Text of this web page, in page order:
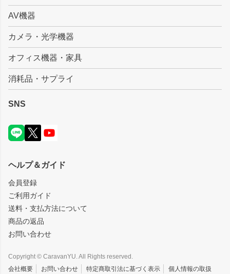
AV機器
カメラ・光学機器
オフィス機器・家具
消耗品・サプライ
SNS
ヘルプ＆ガイド
会員登録
ご利用ガイド
送料・支払方法について
商品の返品
お問い合わせ
Copyright © CaravanYU. All Rights reserved.
会社概要
お問い合わせ 特定商取引法に基づく表示 個人情報の取扱